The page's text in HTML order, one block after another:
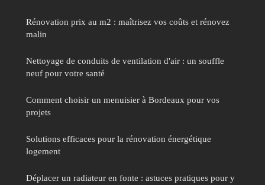
Rénovation prix au m2 : maîtrisez vos coûts et rénovez
malin
Nettoyage de conduits de ventilation d'air : un souffle
neuf pour votre santé
Comment choisir un menuisier à Bordeaux pour vos
projets
Solutions efficaces pour la rénovation énergétique
logement
Déplacer un radiateur en fonte : astuces pratiques pour y